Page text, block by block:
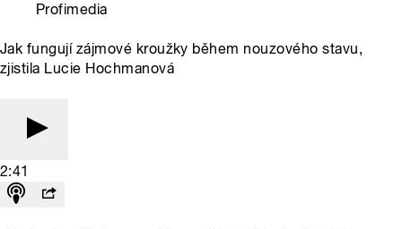
Profimedia
Jak fungují zájmové kroužky během nouzového stavu,
zjistila Lucie Hochmanová
2:41